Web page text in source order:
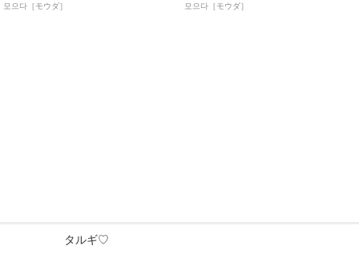
모으다［モウダ］ 모으다［モウダ］
タルギ♡